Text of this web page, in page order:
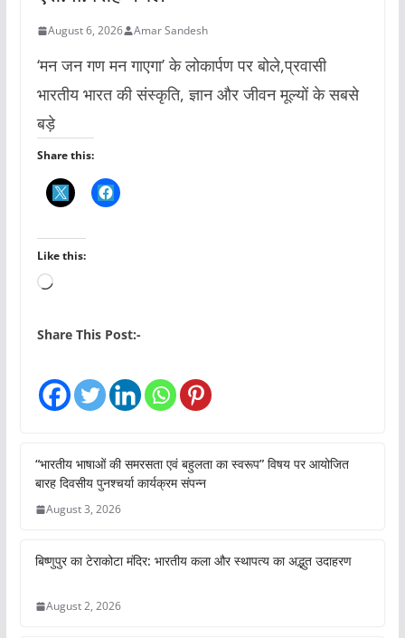
August 6, 2026 Amar Sandesh
‘मन जन गण मन गाएगा’ के लोकार्पण पर बोले,प्रवासी
भारतीय भारत की संस्कृति, ज्ञान और जीवन मूल्यों के सबसे
बड़े
Share this:
Like this:
L
a
n
Share This Post:-
“भारतीय भाषाओं की समरसता एवं बहुलता का स्वरूप” विषय पर आयोजित
बारह दिवसीय पुनश्चर्या कार्यक्रम संपन्न
August 3, 2026
बिष्णुपुर का टेराकोटा मंदिर: भारतीय कला और स्थापत्य का अद्भुत उदाहरण
August 2, 2026